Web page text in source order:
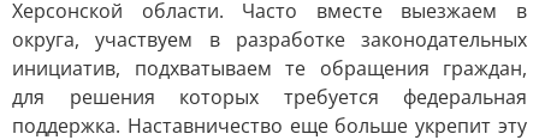
Херсонской области. Часто вместе выезжаем в
округа, участвуем в разработке законодательных
инициатив, подхватываем те обращения граждан,
для решения которых требуется федеральная
поддержка. Наставничество еще больше укрепит эту